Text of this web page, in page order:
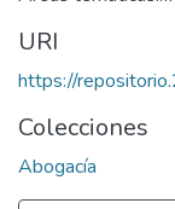
URI
https://
Colecciones
Abogacía